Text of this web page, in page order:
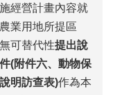
經營計畫內容就
業用地所提區
可替代性提出說
(附件六、動物保
明訪查表)作為本